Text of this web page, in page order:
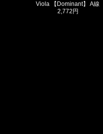
Viola 【Dominant】 A線
2,772円